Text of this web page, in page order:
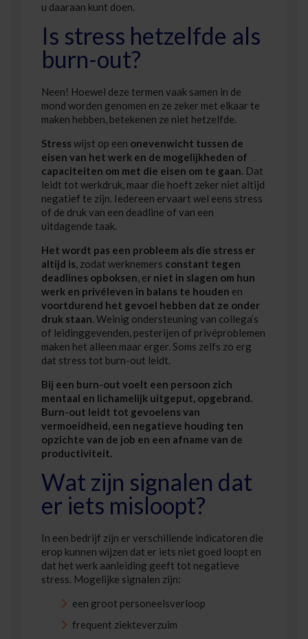
u daaraan kunt doen.
Is stress hetzelfde als
burn-out?
Neen! Hoewel deze termen vaak samen in de
mond worden genomen en ze zeker met elkaar te
maken hebben, betekenen ze niet hetzelfde.
Stresswijst op een onevenwicht tussen de
eisen van het werk en de mogelijkheden of
capaciteiten om met die eisen om te gaan. Dat
leidt tot werkdruk, maar die hoeft zeker niet altijd
negatief te zijn. Iedereen ervaart wel eens stress
of de druk van een deadline of van een
uitdagende taak.
Het wordt pas een probleem als die stress er
altijd is, zodat werknemers constant tegen
deadlines opboksen, er niet in slagen om hun
werk en privéleven in balans te houden en
voortdurend het gevoel hebben dat ze onder
druk staan. Weinig ondersteuning van collega’s
of leidinggevenden, pesterijen of privéproblemen
maken het alleen maar erger. Soms zelfs zo erg
dat stress tot burn-out leidt.
Bij een burn-out voelt een persoon zich
mentaal en lichamelijk uitgeput, opgebrand.
Burn-out leidt tot gevoelens van
vermoeidheid, een negatieve houding ten
opzichte van de job en een afname van de
productiviteit.
Wat zijn signalen dat
er iets misloopt?
In een bedrijf zijn er verschillende indicatoren die
erop kunnen wijzen dat er iets niet goed loopt en
dat het werk aanleiding geeft tot negatieve
stress. Mogelijke signalen zijn:
een groot personeelsverloop
frequent ziekteverzuim